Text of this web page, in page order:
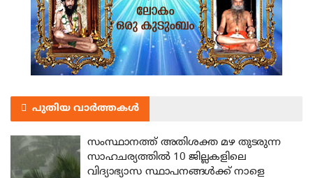
പുതിയ വാർത്തകൾ
സംസ്ഥാനത്ത് അതിശക്ത മഴ തുടരുന്ന
സാഹചര്യത്തിൽ 10 ജില്ലകളിലെ
വിദ്യാഭ്യാസ സ്ഥാപനങ്ങൾക്ക് നാളെ